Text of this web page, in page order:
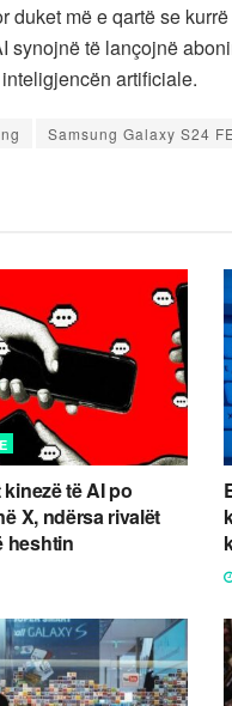
më e qartë se
të lançojnë
artificiale.
Samsung Galaxy S24 FE
të AI po
X, ndërsa rivalët
heshtin